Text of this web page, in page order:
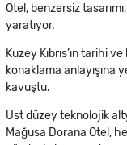
Otel, benzersiz
yaratıyor.
Kuzey Kıbrıs’ın tarihi
konaklama anlayışına
kavuştu.
Üst düzey teknolojik
Mağusa Dorana Otel,